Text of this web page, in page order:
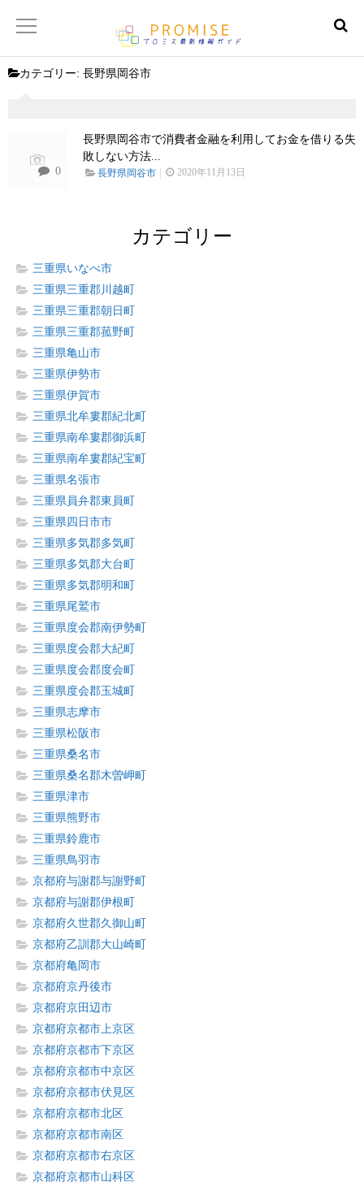
【サイトマップ】
カテゴリー: 長野県岡谷市
0
長野県岡谷市で消費者金融を利用してお金を借りる失
敗しない方法...
長野県岡谷市 2020年11月13日
カテゴリー
三重県いなべ市
三重県三重郡川越町
三重県三重郡朝日町
三重県三重郡菰野町
三重県亀山市
三重県伊勢市
三重県伊賀市
三重県北牟婁郡紀北町
三重県南牟婁郡御浜町
三重県南牟婁郡紀宝町
三重県名張市
三重県員弁郡東員町
三重県四日市市
三重県多気郡多気町
三重県多気郡大台町
三重県多気郡明和町
三重県尾鷲市
三重県度会郡南伊勢町
三重県度会郡大紀町
三重県度会郡度会町
三重県度会郡玉城町
三重県志摩市
三重県松阪市
三重県桑名市
三重県桑名郡木曽岬町
三重県津市
三重県熊野市
三重県鈴鹿市
三重県鳥羽市
京都府与謝郡与謝野町
京都府与謝郡伊根町
京都府久世郡久御山町
京都府乙訓郡大山崎町
京都府亀岡市
京都府京丹後市
京都府京田辺市
京都府京都市上京区
京都府京都市下京区
京都府京都市中京区
京都府京都市伏見区
京都府京都市北区
京都府京都市南区
京都府京都市右京区
京都府京都市山科区